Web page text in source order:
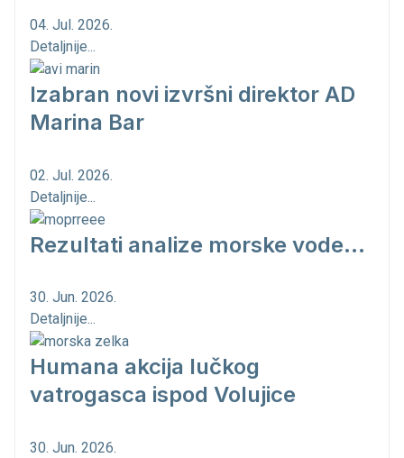
04. Jul. 2026.
Detaljnije...
Izabran novi izvršni direktor AD
Marina Bar
02. Jul. 2026.
Detaljnije...
Rezultati analize morske vode...
30. Jun. 2026.
Detaljnije...
Humana akcija lučkog
vatrogasca ispod Volujice
30. Jun. 2026.